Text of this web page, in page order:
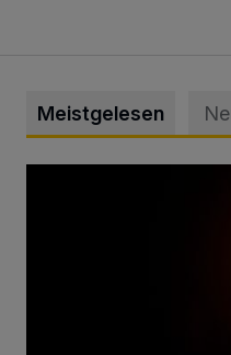
Meistgelesen